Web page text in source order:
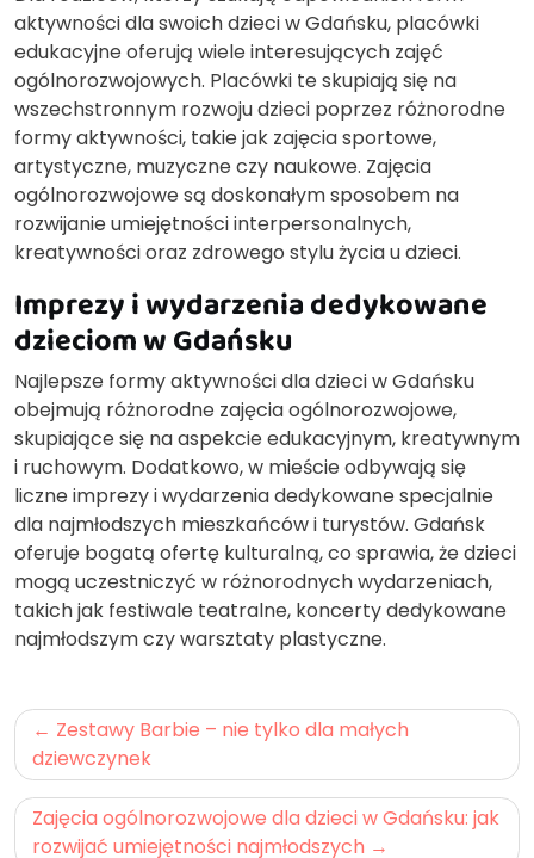
aktywności dla swoich dzieci w Gdańsku, placówki
edukacyjne oferują wiele interesujących zajęć
ogólnorozwojowych. Placówki te skupiają się na
wszechstronnym rozwoju dzieci poprzez różnorodne
formy aktywności, takie jak zajęcia sportowe,
artystyczne, muzyczne czy naukowe. Zajęcia
ogólnorozwojowe są doskonałym sposobem na
rozwijanie umiejętności interpersonalnych,
kreatywności oraz zdrowego stylu życia u dzieci.
Imprezy i wydarzenia dedykowane
dzieciom w Gdańsku
Najlepsze formy aktywności dla dzieci w Gdańsku
obejmują różnorodne zajęcia ogólnorozwojowe,
skupiające się na aspekcie edukacyjnym, kreatywnym
i ruchowym. Dodatkowo, w mieście odbywają się
liczne imprezy i wydarzenia dedykowane specjalnie
dla najmłodszych mieszkańców i turystów. Gdańsk
oferuje bogatą ofertę kulturalną, co sprawia, że dzieci
mogą uczestniczyć w różnorodnych wydarzeniach,
takich jak festiwale teatralne, koncerty dedykowane
najmłodszym czy warsztaty plastyczne.
Nawigacja
wpisu
Zestawy Barbie – nie tylko dla małych
dziewczynek
Zajęcia ogólnorozwojowe dla dzieci w Gdańsku: jak
rozwijać umiejętności najmłodszych